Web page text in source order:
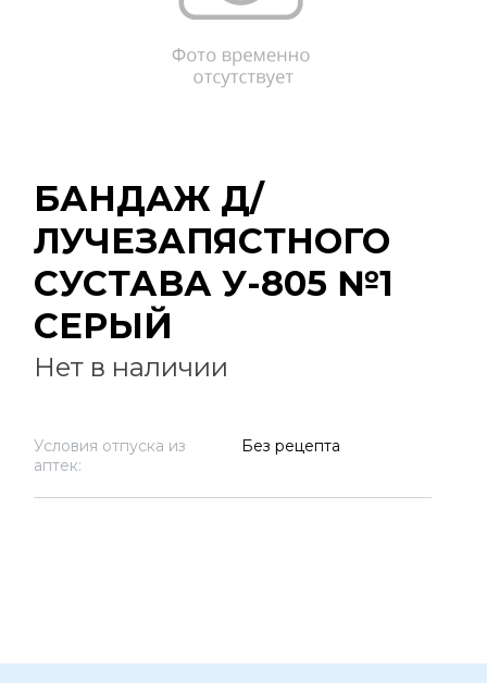
БАНДАЖ Д/
ЛУЧЕЗАПЯСТНОГО
СУСТАВА У-805 №1
СЕРЫЙ
Нет в наличии
Условия отпуска из
аптек:
Без рецепта